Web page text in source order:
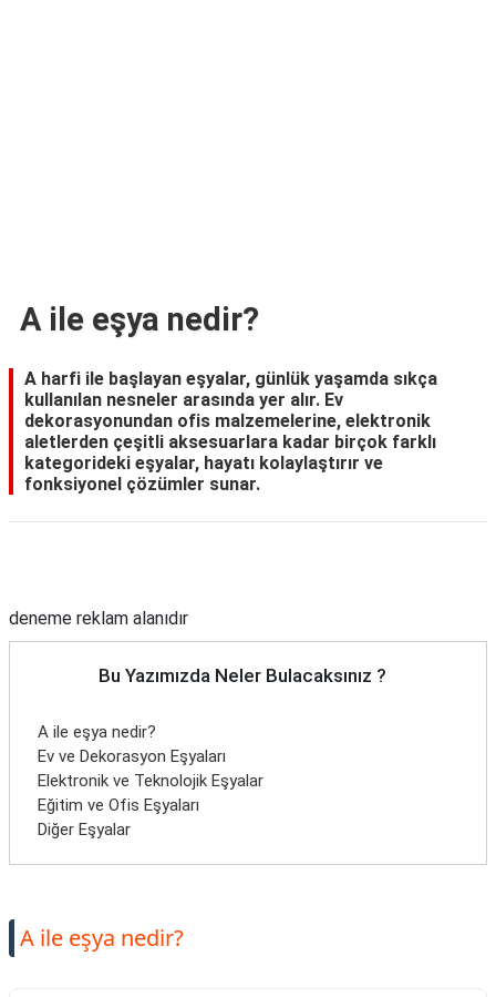
A ile eşya nedir?
A harfi ile başlayan eşyalar, günlük yaşamda sıkça
kullanılan nesneler arasında yer alır. Ev
dekorasyonundan ofis malzemelerine, elektronik
aletlerden çeşitli aksesuarlara kadar birçok farklı
kategorideki eşyalar, hayatı kolaylaştırır ve
fonksiyonel çözümler sunar.
deneme reklam alanıdır
Bu Yazımızda Neler Bulacaksınız ?
A ile eşya nedir?
Ev ve Dekorasyon Eşyaları
Elektronik ve Teknolojik Eşyalar
Eğitim ve Ofis Eşyaları
Diğer Eşyalar
A ile eşya nedir?